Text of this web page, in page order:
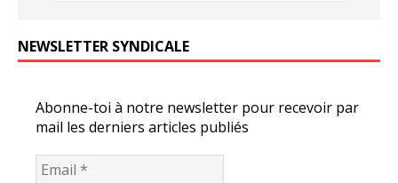
NEWSLETTER SYNDICALE
Abonne-toi à notre newsletter pour recevoir par
mail les derniers articles publiés